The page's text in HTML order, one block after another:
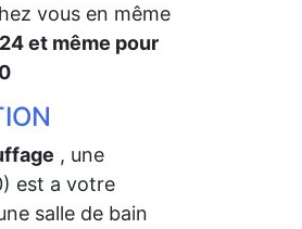
vous en même
et même pour
, une
est a votre
salle de bain